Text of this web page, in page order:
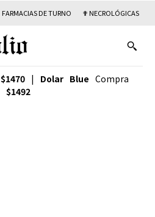
FARMACIAS DE TURNO ✟ NECROLÓGICAS
$1470 | Dolar Blue Compra
$1492